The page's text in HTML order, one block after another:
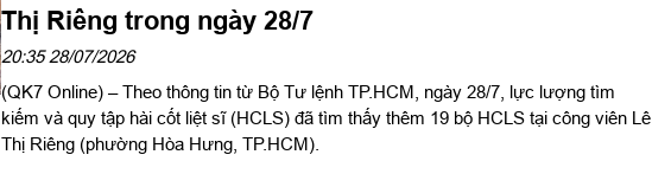
nghiệp ĐVCN được giao nhiệm vụ.
Thị Riêng trong ngày 28/7
20:35 28/07/2026
(QK7 Online) – Theo thông tin từ Bộ Tư lệnh TP.HCM, ngày 28/7, lực lượng tìm
kiếm và quy tập hài cốt liệt sĩ (HCLS) đã tìm thấy thêm 19 bộ HCLS tại công viên Lê
Thị Riêng (phường Hòa Hưng, TP.HCM).